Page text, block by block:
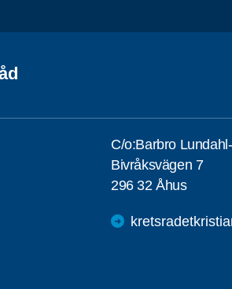
C/o:Barbro
Bivråksvägen 7
296 32 Åhus